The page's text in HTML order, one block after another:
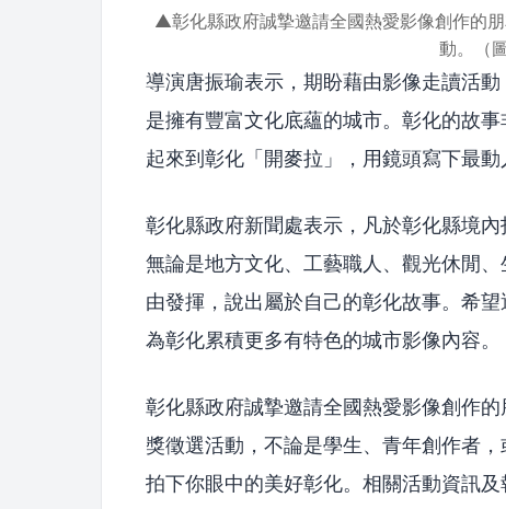
▲彰化縣政府誠摯邀請全國熱愛影像創作的
動。（
導演唐振瑜表示，期盼藉由影像走讀活
是擁有豐富文化底蘊的城市。彰化的故
起來到彰化「開麥拉」，用鏡頭寫下最動
彰化縣政府新聞處表示，凡於彰化縣境
無論是地方文化、工藝職人、觀光休閒
由發揮，說出屬於自己的彰化故事。希
為彰化累積更多有特色的城市影像內容。
彰化縣政府誠摯邀請全國熱愛影像創作
獎徵選活動，不論是學生、青年創作者
拍下你眼中的美好彰化。相關活動資訊